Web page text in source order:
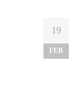
19
FEB